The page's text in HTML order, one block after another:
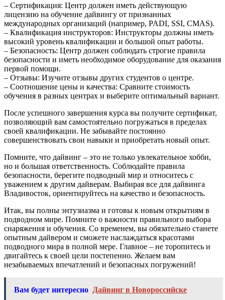
– Сертификация: Центр должен иметь действующую
лицензию на обучение дайвингу от признанных
международных организаций (например, PADI, SSI, CMAS).
– Квалификация инструкторов: Инструкторы должны иметь
высокий уровень квалификации и большой опыт работы.
– Безопасность: Центр должен соблюдать строгие правила
безопасности и иметь необходимое оборудование для оказания
первой помощи.
– Отзывы: Изучите отзывы других студентов о центре.
– Соотношение цены и качества: Сравните стоимость
обучения в разных центрах и выберите оптимальный вариант.
После успешного завершения курса вы получите сертификат,
позволяющий вам самостоятельно погружаться в пределах
своей квалификации. Не забывайте постоянно
совершенствовать свои навыки и приобретать новый опыт.
Помните, что дайвинг – это не только увлекательное хобби,
но и большая ответственность. Соблюдайте правила
безопасности, берегите подводный мир и относитесь с
уважением к другим дайверам. Выбирая все для дайвинга
Владивосток, ориентируйтесь на качество и безопасность.
Итак, вы полны энтузиазма и готовы к новым открытиям в
подводном мире. Помните о важности правильного выбора
снаряжения и обучения. Со временем, вы обязательно станете
опытным дайвером и сможете наслаждаться красотами
подводного мира в полной мере. Главное – не торопитесь и
двигайтесь к своей цели постепенно. Желаем вам
незабываемых впечатлений и безопасных погружений!
Вам будет интересно Дайвинг в Новороссийске